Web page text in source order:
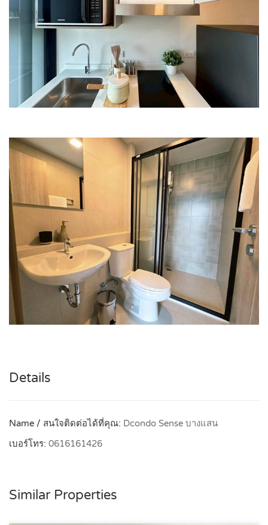
Details
Name / สนใจติดต่อได้ที่คุณ: Dcondo Sense บางแสน
เบอร์โทร: 0616161426
Similar Properties